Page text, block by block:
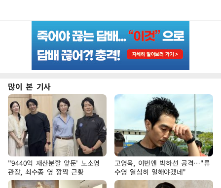
많이 본 기사
''9440억 재산분할 앞둔' 노소영
관장, 최수종 옆 깜짝 근황
고영욱, 이번엔 박하선 공격…"류
수영 열심히 일해야겠네"